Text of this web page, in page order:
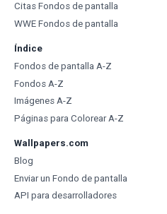
Citas Fondos de pantalla
WWE Fondos de pantalla
Índice
Fondos de pantalla A-Z
Fondos A-Z
Imágenes A-Z
Páginas para Colorear A-Z
Wallpapers.com
Blog
Enviar un Fondo de pantalla
API para desarrolladores